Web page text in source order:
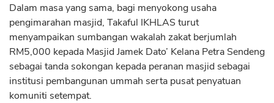
Dalam masa yang sama, bagi menyokong usaha
pengimarahan masjid, Takaful IKHLAS turut
menyampaikan sumbangan wakalah zakat berjumlah
RM5,000 kepada Masjid Jamek Dato’ Kelana Petra Sendeng
sebagai tanda sokongan kepada peranan masjid sebagai
institusi pembangunan ummah serta pusat penyatuan
komuniti setempat.